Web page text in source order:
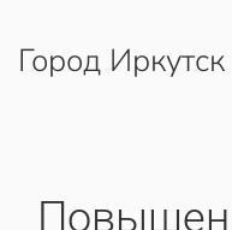
Перейти к
Город Иркутск